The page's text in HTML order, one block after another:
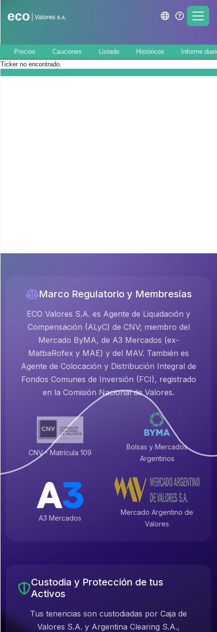
Precios Cauciones Listado Históricos
Informe
Ticker no encontrado.
Marco Regulatorio y Membresías
ECO Valores S.A. es Agente de Liquidación y
Compensación (ALyC) de CNV; miembro del
Mercado ByMA, de A3 Mercados (ex-
MatbaRofex y MAE) y del MAV. También es
Agente de Colocación y Distribución Integral de
Fondos Comunes de Inversión (FCI), registrado
en la Comisión Nacional de Valores.
CNV - Matrícula 109
Bolsas y Mercados
Argentinos
A3 Mercados
Mercado Argentino de
Valores
Custodia y Protección de tus
Activos
Tus tenencias son custodiadas por Caja de
Valores S.A. y Argentina Clearing S.A.,